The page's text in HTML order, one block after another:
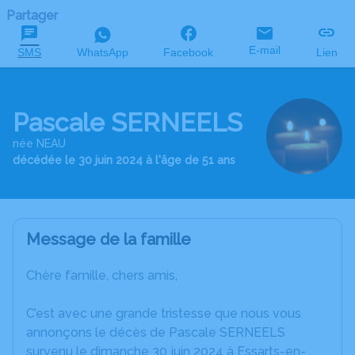
Partager
SMS WhatsApp Facebook E-mail Lien
Pascale SERNEELS
née NEAU
décédée le 30 juin 2024 à l'âge de 51 ans
Message de la famille
Chère famille, chers amis,
C’est avec une grande tristesse que nous vous
annonçons le décès de Pascale SERNEELS
survenu le dimanche 30 juin 2024 à Essarts-en-